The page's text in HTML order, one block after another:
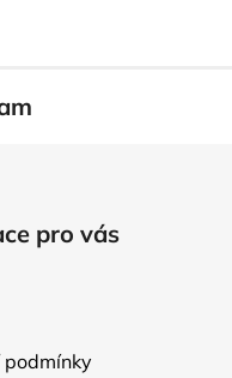
pro vás
podmínky